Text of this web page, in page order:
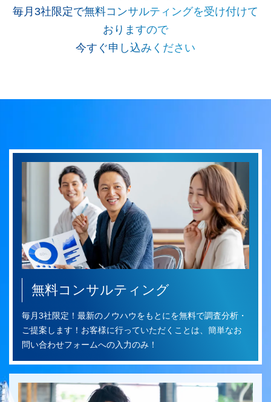
毎月3社限定で無料コンサルティングを受け付けて
おりますので
今すぐ申し込みください
無料コンサルティング
毎月3社限定！最新のノウハウをもとにを無料で調査分析・
ご提案します！お客様に行っていただくことは、簡単なお
問い合わせフォームへの入力のみ！